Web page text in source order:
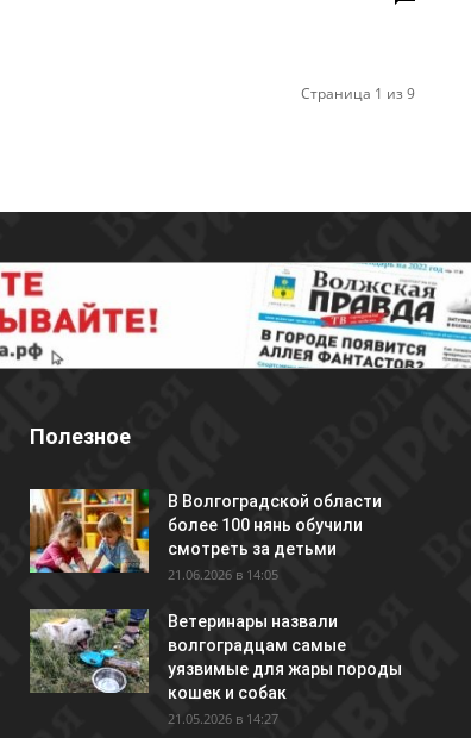
Страница 1 из 9
Полезное
В Волгоградской области
более 100 нянь обучили
смотреть за детьми
21.06.2026 в 14:05
Ветеринары назвали
волгоградцам самые
уязвимые для жары породы
кошек и собак
21.05.2026 в 14:27